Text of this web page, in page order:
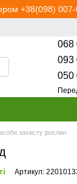
+38(098)
068
093
050
захисту рослин
Артикул: